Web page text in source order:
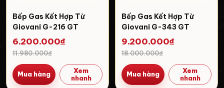
Bếp Gas Kết Hợp Từ
Giovani G-216 GT
6.200.000₫
11.980.000₫
Mua hàng
Xem
nhanh
Bếp Gas Kết Hợp Từ
Giovani G-343 GT
9.200.000₫
18.000.000₫
Mua hàng
Xem
nhanh